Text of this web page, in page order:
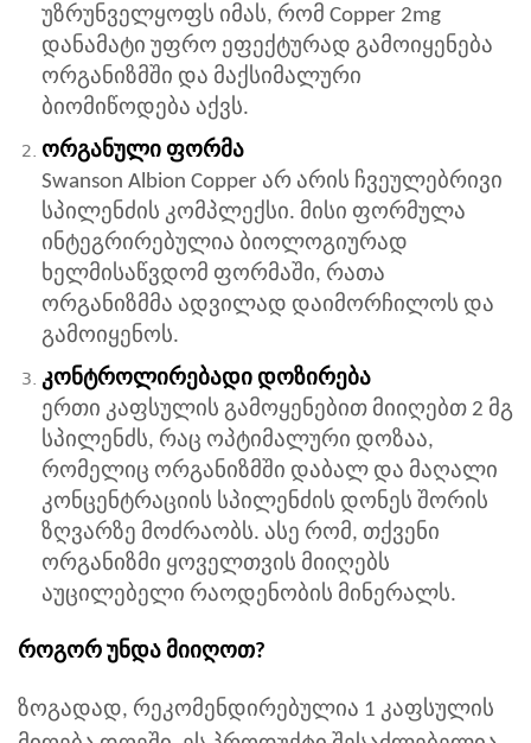
უზრუნველყოფს იმას, რომ Copper 2mg
დანამატი უფრო ეფექტურად გამოიყენება
ორგანიზმში და მაქსიმალური
ბიომიწოდება აქვს.
ორგანული ფორმა
Swanson Albion Copper არ არის ჩვეულებრივი
სპილენძის კომპლექსი. მისი ფორმულა
ინტეგრირებულია ბიოლოგიურად
ხელმისაწვდომ ფორმაში, რათა
ორგანიზმმა ადვილად დაიმორჩილოს და
გამოიყენოს.
კონტროლირებადი დოზირება
ერთი კაფსულის გამოყენებით მიიღებთ 2 მგ
სპილენძს, რაც ოპტიმალური დოზაა,
რომელიც ორგანიზმში დაბალ და მაღალი
კონცენტრაციის სპილენძის დონეს შორის
ზღვარზე მოძრაობს. ასე რომ, თქვენი
ორგანიზმი ყოველთვის მიიღებს
აუცილებელი რაოდენობის მინერალს.
როგორ უნდა მიიღოთ?
ზოგადად, რეკომენდირებულია 1 კაფსულის